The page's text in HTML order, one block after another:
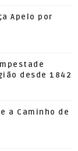
Apelo por
desde 1842
a Caminho de